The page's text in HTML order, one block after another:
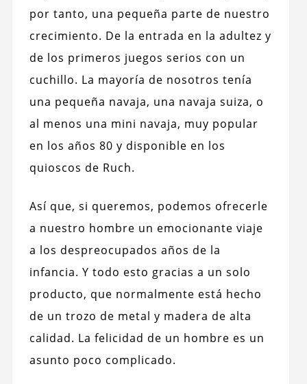
por tanto, una pequeña parte de nuestro
crecimiento. De la entrada en la adultez y
de los primeros juegos serios con un
cuchillo. La mayoría de nosotros tenía
una pequeña navaja, una navaja suiza, o
al menos una mini navaja, muy popular
en los años 80 y disponible en los
quioscos de Ruch.
Así que, si queremos, podemos ofrecerle
a nuestro hombre un emocionante viaje
a los despreocupados años de la
infancia. Y todo esto gracias a un solo
producto, que normalmente está hecho
de un trozo de metal y madera de alta
calidad. La felicidad de un hombre es un
asunto poco complicado.